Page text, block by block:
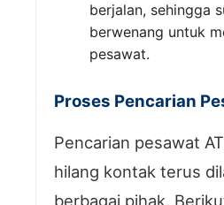
berjalan, sehingga
berwenang untuk
pesawat.
Proses Pencarian
Pencarian pesawat
hilang kontak terus
berbagai pihak.